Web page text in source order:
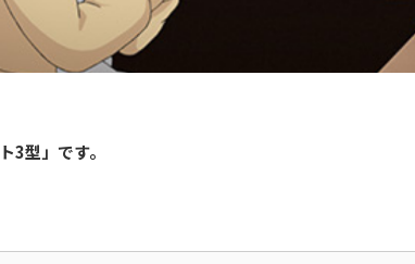
3型」です。